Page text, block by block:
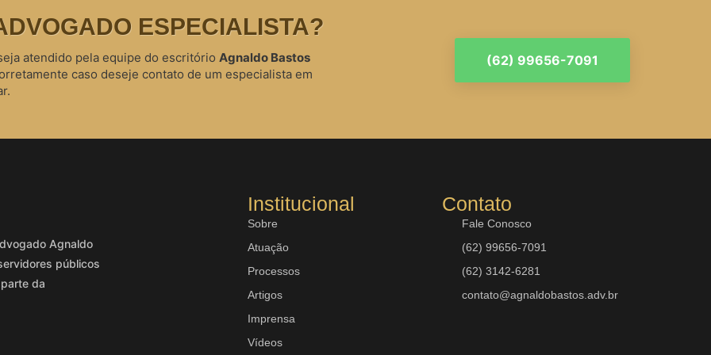
ESPECIALISTA?
atendido pela equipe do escritório Agnaldo Bastos
caso deseje contato de um especialista em
(62) 99656-7091
Agnaldo
públicos
da
Institucional
Sobre
Atuação
Processos
Artigos
Imprensa
Vídeos
Contato
Fale Conosco
(62) 99656-7091
(62) 3142-6281
contato@agnaldobastos.adv.br